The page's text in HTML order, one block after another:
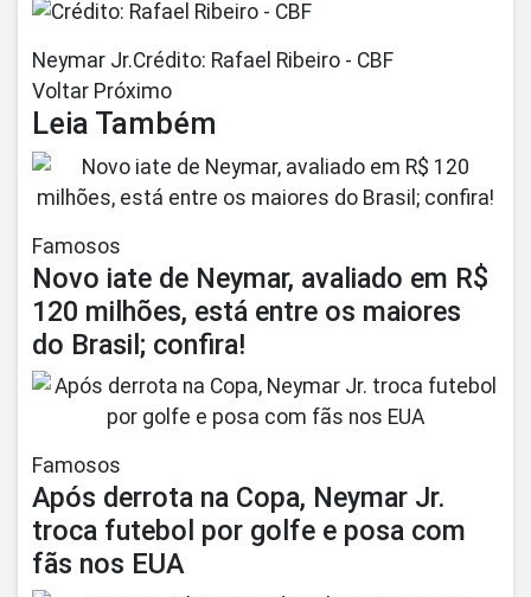
Neymar Jr.Crédito: Rafael Ribeiro - CBF
Voltar Próximo
Leia Também
Famosos
Novo iate de Neymar, avaliado em R$
120 milhões, está entre os maiores
do Brasil; confira!
Famosos
Após derrota na Copa, Neymar Jr.
troca futebol por golfe e posa com
fãs nos EUA